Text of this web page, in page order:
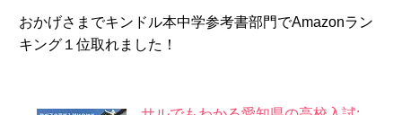
おかげさまでキンドル本中学参考書部門でAmazonラン
キング１位取れました！